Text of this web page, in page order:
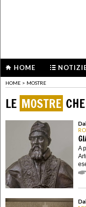
HOME
HOME > MOSTRE
LE MOSTRE
A